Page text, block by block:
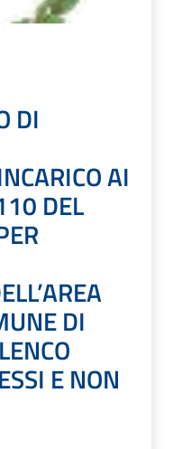
DI
AI
DEL
DI
E NON